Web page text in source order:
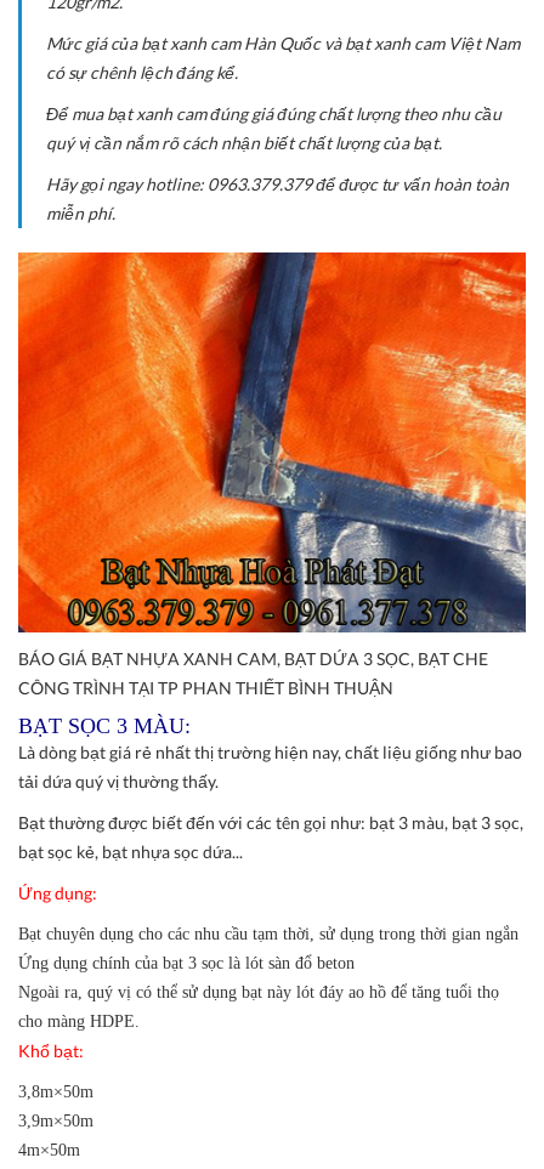
Mức giá của bạt xanh cam Hàn Quốc và bạt xanh cam Việt Nam
có sự chênh lệch đáng kể.
Để mua bạt xanh cam đúng giá đúng chất lượng theo nhu cầu
quý vị cần nắm rõ cách nhận biết chất lượng của bạt.
Hãy gọi ngay hotline: 0963.379.379 để được tư vấn hoàn toàn
miễn phí.
BÁO GIÁ BẠT NHỰA XANH CAM, BẠT DỨA 3 SỌC, BẠT CHE
CÔNG TRÌNH TẠI TP PHAN THIẾT BÌNH THUẬN
BẠT SỌC 3 MÀU:
Là dòng bạt giá rẻ nhất thị trường hiện nay, chất liệu giống như bao
tải dứa quý vị thường thấy.
Bạt thường được biết đến với các tên gọi như: bạt 3 màu, bạt 3 sọc,
bạt sọc kẻ, bạt nhựa sọc dứa...
Ứng dụng:
Bạt chuyên dụng cho các nhu cầu tạm thời, sử dụng trong thời gian ngắn
Ứng dụng chính của bạt 3 sọc là lót sàn đổ beton
Ngoài ra, quý vị có thể sử dụng bạt này lót đáy ao hồ để tăng tuổi thọ
cho màng HDPE.
Khổ bạt:
3,8m×50m
3,9m×50m
4m×50m